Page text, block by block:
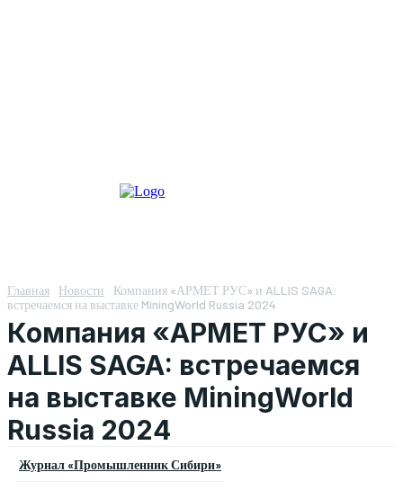
Главная Новости
Компания «АРМЕТ РУС» и ALLIS SAGA:
встречаемся на выставке MiningWorld Russia 2024
Компания «АРМЕТ РУС» и
ALLIS SAGA: встречаемся
на выставке MiningWorld
Russia 2024
Журнал «Промышленник Сибири»